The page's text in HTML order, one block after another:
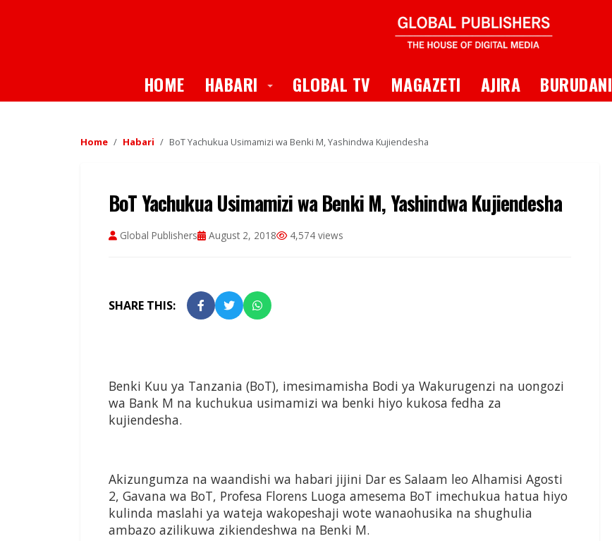
HOME HABARI Toggle Dropdown
GLOBAL TV MAGAZETI AJIRA BURUDANI
Home Habari BoT Yachukua Usimamizi wa Benki M, Yashindwa Kujiendesha
BoT Yachukua Usimamizi wa Benki M, Yashindwa Kujiendesha
Global Publishers August 2, 2018 4,574 views
SHARE THIS:
Benki Kuu ya Tanzania (BoT), imesimamisha Bodi ya Wakurugenzi na uongozi
wa Bank M na kuchukua usimamizi wa benki hiyo kukosa fedha za
kujiendesha.
Akizungumza na waandishi wa habari jijini Dar es Salaam leo Alhamisi Agosti
2, Gavana wa BoT, Profesa Florens Luoga amesema BoT imechukua hatua hiyo
kulinda maslahi ya wateja wakopeshaji wote wanaohusika na shughulia
ambazo azilikuwa zikiendeshwa na Benki M.